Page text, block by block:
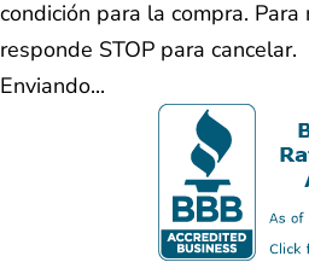
condición para la compra.
responde STOP para cancelar.
Enviando...